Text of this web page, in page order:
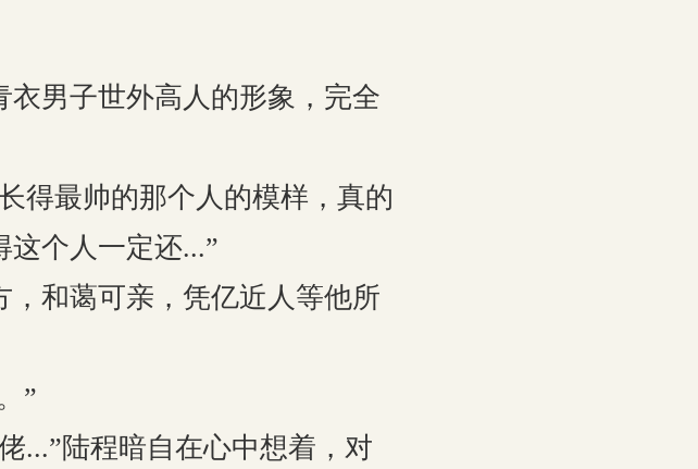
男子世外高人的形象，完全
最帅的那个人的模样，真的
个人一定还...”
和蔼可亲，凭亿近人等他所
”
陆程暗自在心中想着，对